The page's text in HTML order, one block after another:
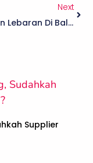
Next
Persiapan Lebaran Di Bali Lebih Praktis Dari Baiko
Supplier